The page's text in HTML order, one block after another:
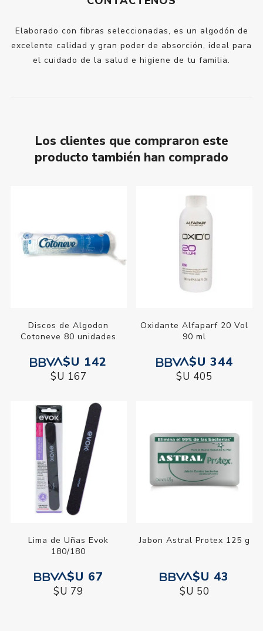
Elaborado con fibras seleccionadas, es un algodón de
excelente calidad y gran poder de absorción, ideal para
el cuidado de la salud e higiene de tu familia.
Los clientes que compraron este
producto también han comprado
Discos de Algodon
Cotoneve 80 unidades
$U 142
$U 167
Oxidante Alfaparf 20 Vol
90 ml
$U 344
$U 405
Lima de Uñas Evok
180/180
$U 67
$U 79
Jabon Astral Protex 125 g
$U 43
$U 50